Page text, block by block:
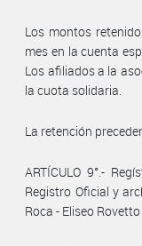
Los montos
mes en la cuenta
Los afiliados a la
la cuota solidaria.
La retención
ARTÍCULO 9°.-
Registro Oficial y
Roca - Eliseo